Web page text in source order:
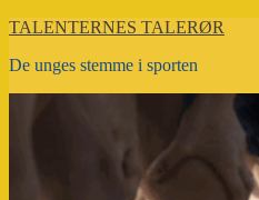
Videre
indhold
TALENTERNES TALERØR
De unges stemme i sporten